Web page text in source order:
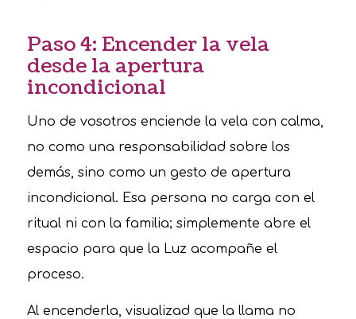
Paso 4: Encender la vela
desde la apertura
incondicional
Uno de vosotros enciende la vela con calma,
no como una responsabilidad sobre los
demás, sino como un gesto de apertura
incondicional. Esa persona no carga con el
ritual ni con la familia; simplemente abre el
espacio para que la Luz acompañe el
proceso.
Al encenderla, visualizad que la llama no